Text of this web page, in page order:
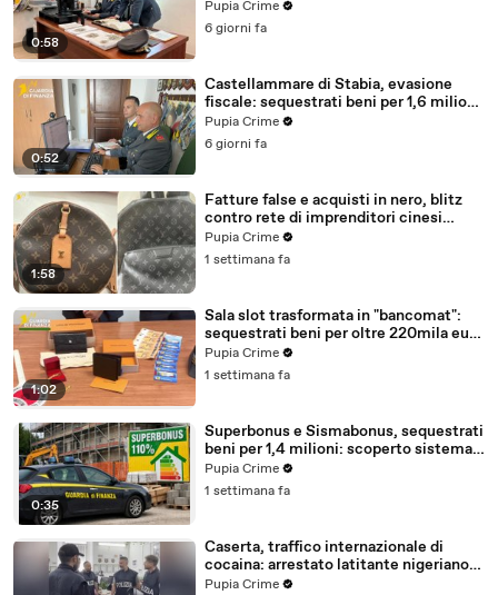
0:58
milioni (30.07.26)
Pupia Crime
6 giorni fa
0:52
Castellammare di Stabia, evasione
fiscale: sequestrati beni per 1,6 milioni
ad un consorzio navale (29.07.26)
Pupia Crime
6 giorni fa
1:58
Fatture false e acquisti in nero, blitz
contro rete di imprenditori cinesi
sequestri per 8,5 milioni (29.07.26)
Pupia Crime
1 settimana fa
1:02
Sala slot trasformata in "bancomat":
sequestrati beni per oltre 220mila euro
a due coniugi (29.07.26)
Pupia Crime
1 settimana fa
0:35
Superbonus e Sismabonus, sequestrati
beni per 1,4 milioni: scoperto sistema
con false abitazioni (29.07.26)
Pupia Crime
1 settimana fa
Caserta, traffico internazionale di
cocaina: arrestato latitante nigeriano
ricercato dal 2019 (28.07.26)
Pupia Crime